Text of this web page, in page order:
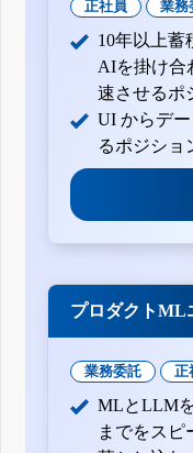
正社員 業務
10年以上蓄
AIを掛け合
速させるポ
UI からデ
るポジショ
プロダクトML
業務委託 正
MLとLLM
までをスピ